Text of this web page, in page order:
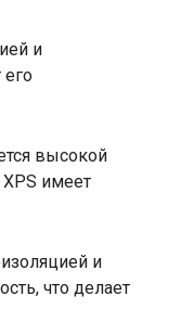
и
высокой
имеет
и
что делает